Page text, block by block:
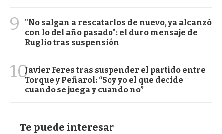
9
"No salgan a rescatarlos de nuevo, ya alcanzó
con lo del año pasado": el duro mensaje de
Ruglio tras suspensión
10Javier Feres tras suspender el partido entre
Torque y Peñarol: “Soy yo el que decide
cuando se juega y cuando no”
Te puede interesar